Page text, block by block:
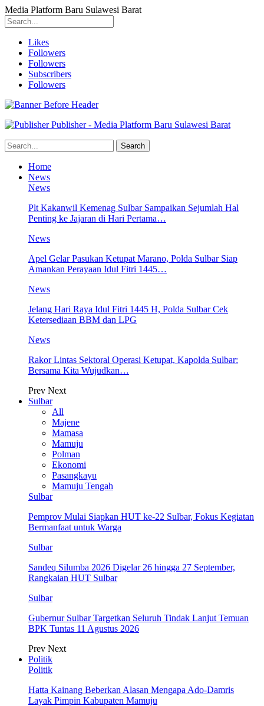
Media Platform Baru Sulawesi Barat
Likes
Followers
Followers
Subscribers
Followers
Publisher - Media Platform Baru Sulawesi Barat
Home
News
News
Plt Kakanwil Kemenag Sulbar Sampaikan Sejumlah Hal
Penting ke Jajaran di Hari Pertama…
News
Apel Gelar Pasukan Ketupat Marano, Polda Sulbar Siap
Amankan Perayaan Idul Fitri 1445…
News
Jelang Hari Raya Idul Fitri 1445 H, Polda Sulbar Cek
Ketersediaan BBM dan LPG
News
Rakor Lintas Sektoral Operasi Ketupat, Kapolda Sulbar:
Bersama Kita Wujudkan…
Prev Next
Sulbar
All
Majene
Mamasa
Mamuju
Polman
Ekonomi
Pasangkayu
Mamuju Tengah
Sulbar
Pemprov Mulai Siapkan HUT ke-22 Sulbar, Fokus Kegiatan
Bermanfaat untuk Warga
Sulbar
Sandeq Silumba 2026 Digelar 26 hingga 27 September,
Rangkaian HUT Sulbar
Sulbar
Gubernur Sulbar Targetkan Seluruh Tindak Lanjut Temuan
BPK Tuntas 11 Agustus 2026
Prev Next
Politik
Politik
Hatta Kainang Beberkan Alasan Mengapa Ado-Damris
Layak Pimpin Kabupaten Mamuju